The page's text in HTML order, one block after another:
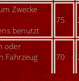
Zwecke
benutzt
75
oder
Fahrzeug
70